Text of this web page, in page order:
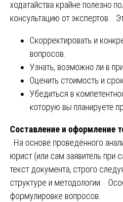
ходатайства крайне полезно
консультацию от экспертов.
Скорректировать и
вопросов.
Узнать, возможно ли в
Оценить стоимость и
Убедиться в
которую вы планируете
Составление и оформление
На основе проведённого
юрист (или сам заявитель при
текст документа, строго
структуре и методологии.
формулировке вопросов.